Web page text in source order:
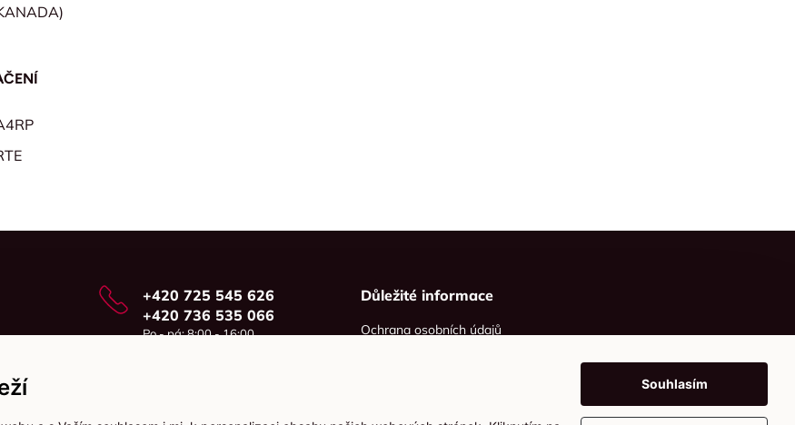
+420 725 545 626
+420 736 535 066
Po - pá: 8:00 - 16:00
Důležité informace
Ochrana osobních údajů
Souhlasím